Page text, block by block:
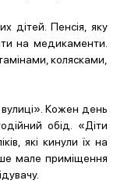
дітей. Пенсія, яку
на медикаменти.
колясками,
Кожен день
обід. «Діти
які кинули їх на
мале приміщення